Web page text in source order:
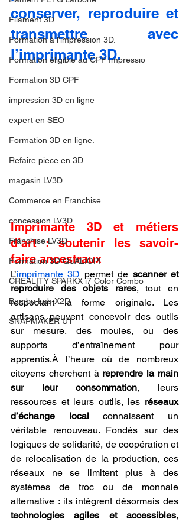
Filament 3D
Formation à l'impression 3D.
Formation éligible au CPF Impressio
Formation 3D CPF
impression 3D en ligne
expert en SEO
Formation 3D en ligne.
Refaire piece en 3D
magasin LV3D
Commerce en Franchise
concession LV3D
Franchise LV3D
Formation 3D QUALIOPI
CREALITY SPARKX i7 Color Combo
Bambu Lab X2D
SNAPMAKER U1
conserver, reproduire et
transmettre avec
l’imprimante 3D.
Imprimante 3D et métiers
d’art : soutenir les savoir-
faire ancestraux
L’imprimante 3D permet de scanner et
reproduire des objets rares, tout en
respectant la forme originale. Les
artisans peuvent concevoir des outils
sur mesure, des moules, ou des
supports d’entraînement pour
apprentis.À l’heure où de nombreux
citoyens cherchent à reprendre la main
sur leur consommation, leurs
ressources et leurs outils, les réseaux
d’échange local connaissent un
véritable renouveau. Fondés sur des
logiques de solidarité, de coopération et
de relocalisation de la production, ces
réseaux ne se limitent plus à des
systèmes de troc ou de monnaie
technologies agiles et accessibles,